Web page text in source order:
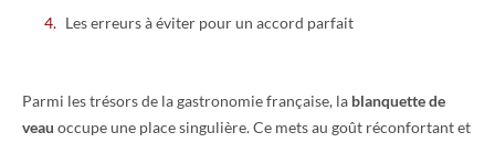
Les erreurs à éviter pour un accord parfait
Parmi les trésors de la gastronomie française, la blanquette de
veau occupe une place singulière. Ce mets au goût réconfortant et